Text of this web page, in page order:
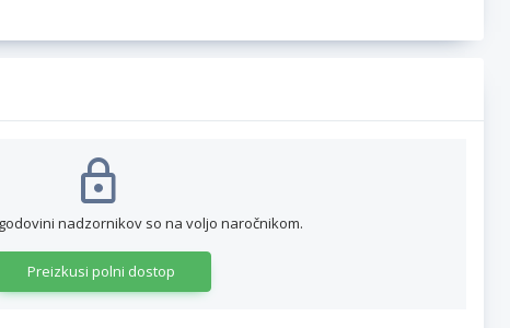
nadzornikov so na voljo naročnikom.
Preizkusi polni dostop